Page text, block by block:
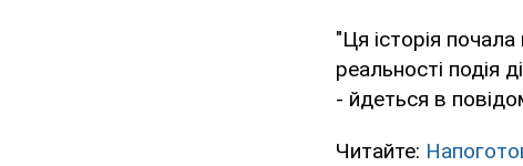
"Ця історія
реальності подія
- йдеться в
Читайте: